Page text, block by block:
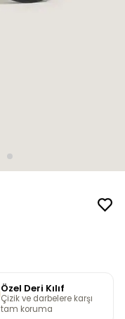
Özel Deri Kılıf
Çizik ve darbelere karşı
tam koruma